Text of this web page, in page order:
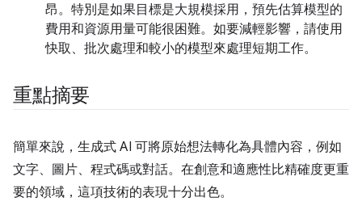
昂。特別是如果目標是大規模採用，預先估算模型的
費用和資源用量可能很困難。如要減輕影響，請使用
快取、批次處理和較小的模型來處理短期工作。
重點摘要
簡單來說，生成式 AI 可將原始想法轉化為具體內容，例如
文字、圖片、程式碼或對話。在創意和適應性比精確度更重
要的領域，這項技術的表現十分出色。